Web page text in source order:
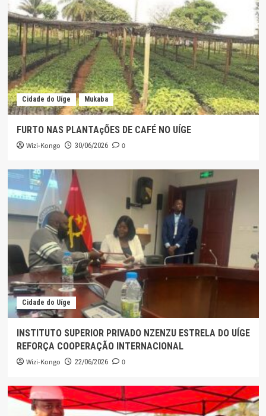
Cidade do Uíge Mukaba
FURTO NAS PLANTAçÕES DE CAFÉ NO UÍGE
Wizi-Kongo 30/06/2026 0
Cidade do Uíge
INSTITUTO SUPERIOR PRIVADO NZENZU ESTRELA DO UÍGE
REFORÇA COOPERAÇÃO INTERNACIONAL
Wizi-Kongo 22/06/2026 0